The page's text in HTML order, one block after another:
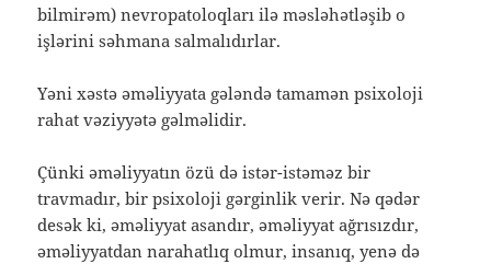
bilmirəm) nevropatoloqları ilə məsləhətləşib o
işlərini səhmana salmalıdırlar.
Yəni xəstə əməliyyata gələndə tamamən psixoloji
rahat vəziyyətə gəlməlidir.
Çünki əməliyyatın özü də istər-istəməz bir
travmadır, bir psixoloji gərginlik verir. Nə qədər
desək ki, əməliyyat asandır, əməliyyat ağrısızdır,
əməliyyatdan narahatlıq olmur, insanıq, yenə də